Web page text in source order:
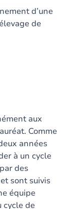
d’une
de
aux
Comme
années
à un cycle
des
sont suivis
équipe
cycle de